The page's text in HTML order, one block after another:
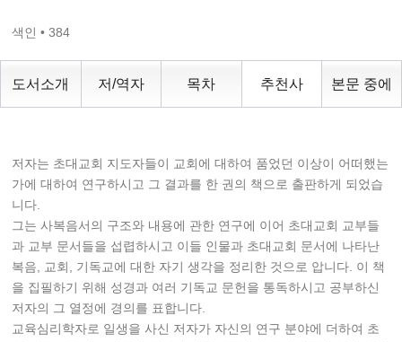
색인 • 384
도서소개 저/역자 목차 추천사 본문 중에
저자는 초대교회 지도자들이 교회에 대하여 품었던 이상이 어떠했는
가에 대하여 연구하시고 그 결과를 한 권의 책으로 출판하게 되었습
니다.
그는 사복음서의 구조와 내용에 관한 연구에 이어 초대교회 교부들
과 교부 문서들을 섭렵하시고 이들 인물과 초대교회 문서에 나타난
복음, 교회, 기독교에 대한 자기 생각을 정리한 것으로 압니다. 이 책
을 집필하기 위해 성경과 여러 기독교 문헌을 통독하시고 공부하신
저자의 그 열정에 경의를 표합니다.
교육심리학자로 일생을 사신 저자가 자신의 연구 분야에 더하여 초